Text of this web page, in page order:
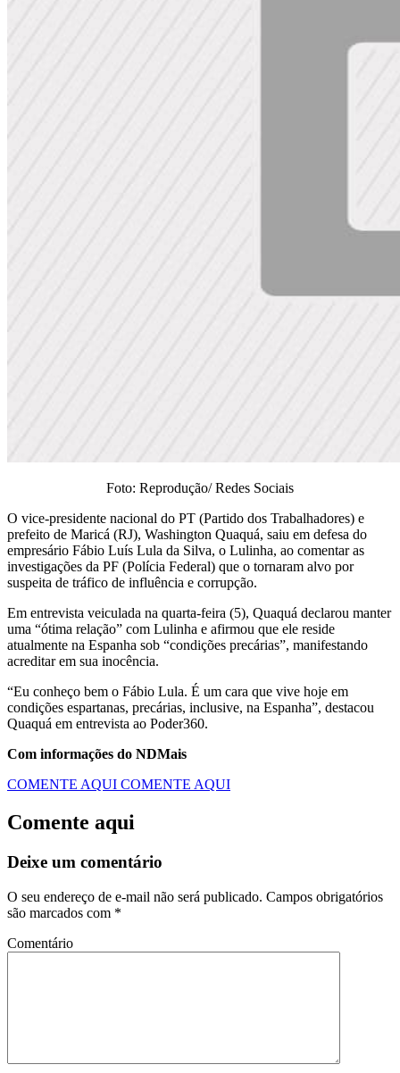
Foto: Reprodução/ Redes Sociais
O vice-presidente nacional do PT (Partido dos Trabalhadores) e
prefeito de Maricá (RJ), Washington Quaquá, saiu em defesa do
empresário Fábio Luís Lula da Silva, o Lulinha, ao comentar as
investigações da PF (Polícia Federal) que o tornaram alvo por
suspeita de tráfico de influência e corrupção.
Em entrevista veiculada na quarta-feira (5), Quaquá declarou manter
uma “ótima relação” com Lulinha e afirmou que ele reside
atualmente na Espanha sob “condições precárias”, manifestando
acreditar em sua inocência.
“Eu conheço bem o Fábio Lula. É um cara que vive hoje em
condições espartanas, precárias, inclusive, na Espanha”, destacou
Quaquá em entrevista ao Poder360.
Com informações do NDMais
COMENTE AQUI COMENTE AQUI
Comente aqui
Deixe um comentário
O seu endereço de e-mail não será publicado. Campos obrigatórios
são marcados com *
Comentário